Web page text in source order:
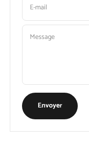
E-mail
Message
Envoyer